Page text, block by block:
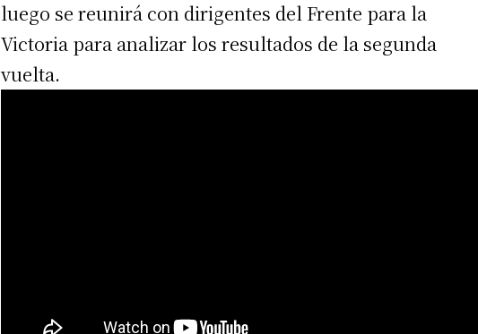
luego se reunirá con dirigentes del Frente para la
Victoria para analizar los resultados de la segunda
vuelta.